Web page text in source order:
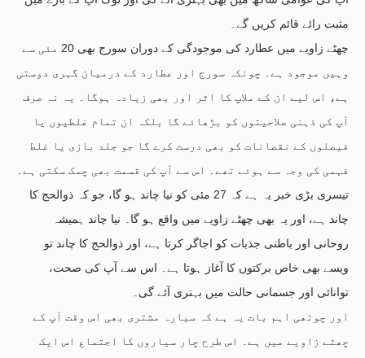
مثبت رائے قائم کریں گے۔
چھٹے زاویے میں عطارد کی موجودگی کے دوران سورج بھی 20 مئی سے
وہیں موجود ہے۔ چونکہ سورج اور عطارد کے درمیان گہری دوستی
ہے، اس لیے ان کے ملاپ کا اثر اور بھی زیادہ ہوگا۔ یہ نہ صرف
آپ کی ذہنی صلاحیتوں کو بڑھائے گا بلکہ ان تمام غلطیوں یا
فیصلوں کے نقصانات کو بھی درست کرے گا جو جلد بازی یا غلط
فہمی کی وجہ سے ہوئے تھے۔ اس سے آپ کی قسمت بھی چمک سکتی ہے۔
تیسری بڑی خبر یہ ہے کہ 27 مئی کو نیا چاند ہو گا، جو کہ ذوالحج کا
چاند ہے، اور یہ بھی چھٹے زاویے میں واقع ہو گا۔ نیا چاند ہمیشہ
روحانی اور باطنی جذبات کو اجاگر کرتا ہے، اور ذوالحج کا چاند تو
ویسے بھی خاص برکتوں کا آغاز ہوتا ہے۔ اس سے آپ کی صحت،
توانائی اور جسمانی حالت میں بہتری آئے گی۔
اور چوتھی اہم بات یہ ہے کہ سیارہ مشتری بھی اس وقت آپ کے
چھٹے زاویے میں ہے۔ اس طرح چار سیاروں کا اجتماع اس ایک